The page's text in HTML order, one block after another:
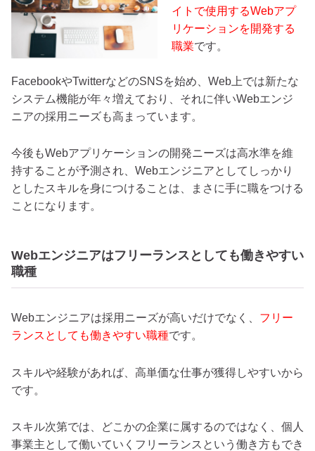
イトで使用するWebアプ
リケーションを開発する
職業です。
FacebookやTwitterなどのSNSを始め、Web上では新たな
システム機能が年々増えており、それに伴いWebエンジ
ニアの採用ニーズも高まっています。
今後もWebアプリケーションの開発ニーズは高水準を維
持することが予測され、Webエンジニアとしてしっかり
としたスキルを身につけることは、まさに手に職をつける
ことになります。
Webエンジニアはフリーランスとしても働きやすい
職種
Webエンジニアは採用ニーズが高いだけでなく、 フリー
ランスとしても働きやすい職種です。
スキルや経験があれば、高単価な仕事が獲得しやすいから
です。
スキル次第では、どこかの企業に属するのではなく、個人
事業主として働いていくフリーランスという働き方もでき